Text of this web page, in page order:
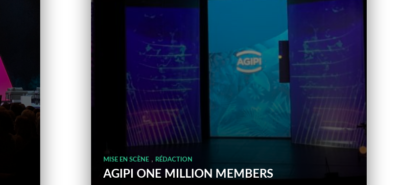
MISE EN SCÈNE , RÉDACTION
AGIPI ONE MILLION MEMBERS